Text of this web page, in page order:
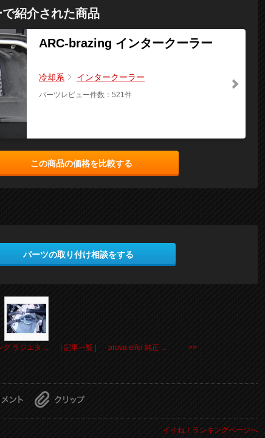
紹介された商品
ARC-brazing インタークーラー
冷却系 インタークーラー
パーツレビュー件数：521件
この商品の価格を比較する
パーツの取り付け相談をする
グ ラジエタ ... | 記事一覧 | prova eifel 純正 ... >>
イイね！ランキングページへ